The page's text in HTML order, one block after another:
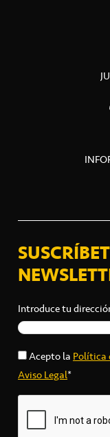
Introduce tu
Acepto laPolítica
Aviso Legal*